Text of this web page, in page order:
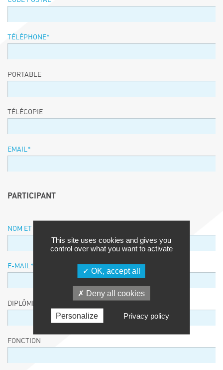
TÉLÉPHONE*
PORTABLE
TÉLÉCOPIE
EMAIL *
PARTICIPANT
NOM ET PRÉNOM
E-MAIL *
DIPLÔME / EQUIVALENCE / NIVEAU
FONCTION
This site uses cookies and gives you
control over what you want to activate
OK, accept all
Deny all cookies
Personalize Privacy policy